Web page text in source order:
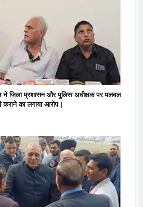
ने जिला प्रशासन और पुलिस अधीक्षक पर पलवल
कराने का लगाया आरोप |